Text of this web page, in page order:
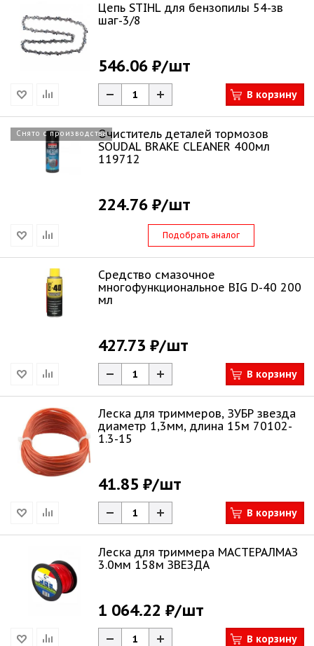
Цепь STIHL для бензопилы 54-зв
шаг-3/8
546.06 ₽/шт
В корзину
Снято с производстваОчиститель деталей тормозов
SOUDAL BRAKE CLEANER 400мл
119712
224.76 ₽/шт
Подобрать аналог
Средство смазочное
многофункциональное BIG D-40 200
мл
427.73 ₽/шт
В корзину
Леска для триммеров, ЗУБР звезда
диаметр 1,3мм, длина 15м 70102-
1.3-15
41.85 ₽/шт
В корзину
Леска для триммера МАСТЕРАЛМАЗ
3.0мм 158м ЗВЕЗДА
1 064.22 ₽/шт
В корзину